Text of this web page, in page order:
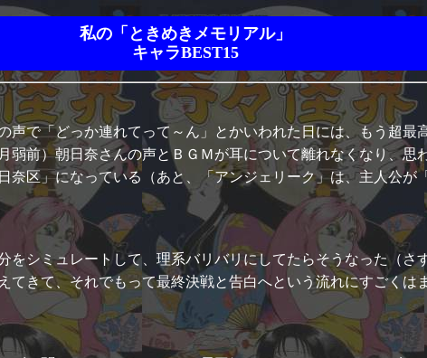
私の「ときめきメモリアル」
キャラBEST15
で「どっか連れてって～ん」とかいわれた日には、もう超
弱前）朝日奈さんの声とＢＧＭが耳について離れなくなり、
奈区」になっている（あと、「アンジェリーク」は、主人公が
シミュレートして、理系バリバリにしてたらそうなった（
てきて、それでもって最終決戦と告白へという流れにすごく